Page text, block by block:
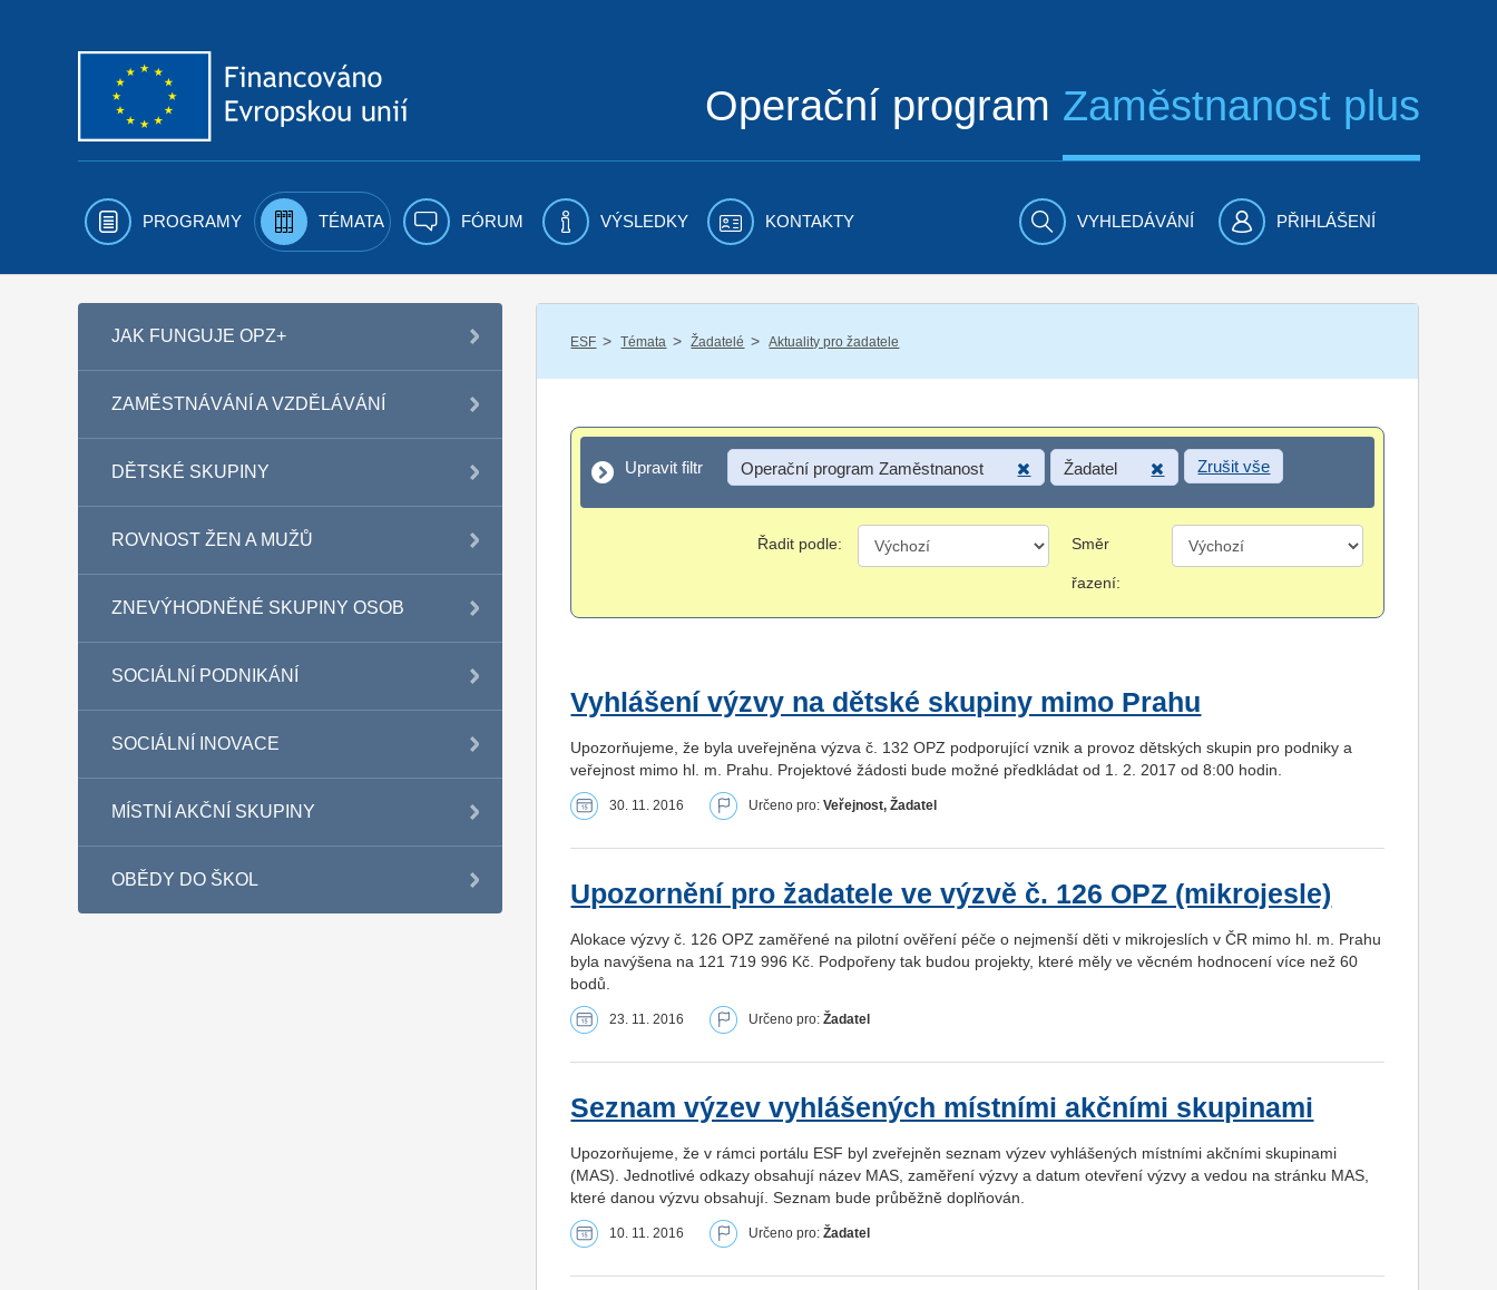
Operační program Zaměstnanost plus
PROGRAMY TÉMATA FÓRUM VÝSLEDKY KONTAKTY VYHLEDÁVÁNÍ PŘIHLÁŠENÍ
JAK FUNGUJE OPZ+
ZAMĚSTNÁVÁNÍ A VZDĚLÁVÁNÍ
DĚTSKÉ SKUPINY
ROVNOST ŽEN A MUŽŮ
ZNEVÝHODNĚNÉ SKUPINY OSOB
SOCIÁLNÍ PODNIKÁNÍ
SOCIÁLNÍ INOVACE
MÍSTNÍ AKČNÍ SKUPINY
OBĚDY DO ŠKOL
ESF / Témata / Žadatelé / Aktuality pro žadatele
Upravit filtr
Upravit filtr Operační program Zaměstnanost Žadatel Zrušit vše
Řadit podle: Směr
řazení:
Vyhlášení výzvy na dětské skupiny mimo Prahu
Upozorňujeme, že byla uveřejněna výzva č. 132 OPZ podporující vznik a provoz dětských skupin pro podniky a
veřejnost mimo hl. m. Prahu. Projektové žádosti bude možné předkládat od 1. 2. 2017 od 8:00 hodin.
30. 11. 2016 Určeno pro:Veřejnost, Žadatel
Upozornění pro žadatele ve výzvě č. 126 OPZ (mikrojesle)
Alokace výzvy č. 126 OPZ zaměřené na pilotní ověření péče o nejmenší děti v mikrojeslích v ČR mimo hl. m. Prahu
byla navýšena na 121 719 996 Kč. Podpořeny tak budou projekty, které měly ve věcném hodnocení více než 60
bodů.
23. 11. 2016 Určeno pro:Žadatel
Seznam výzev vyhlášených místními akčními skupinami
Upozorňujeme, že v rámci portálu ESF byl zveřejněn seznam výzev vyhlášených místními akčními skupinami
(MAS). Jednotlivé odkazy obsahují název MAS, zaměření výzvy a datum otevření výzvy a vedou na stránku MAS,
které danou výzvu obsahují. Seznam bude průběžně doplňován.
10. 11. 2016 Určeno pro:Žadatel